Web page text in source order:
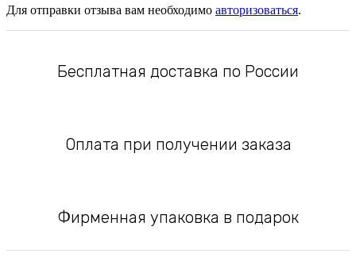
Для отправки отзыва вам необходимо авторизоваться.
Бесплатная доставка по России
Оплата при получении заказа
Фирменная упаковка в подарок